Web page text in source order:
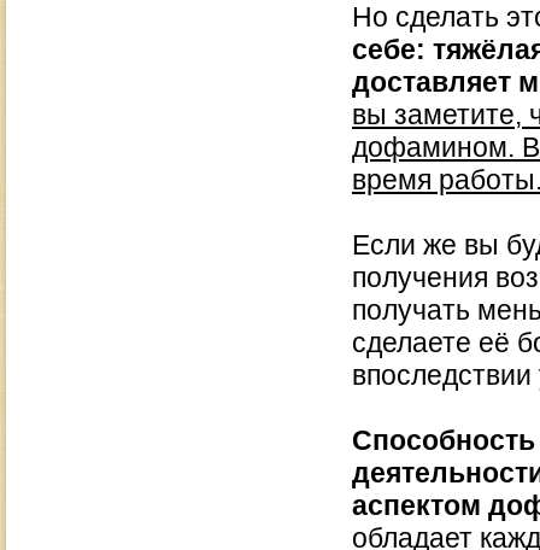
Но сделать
себе:
доставляет
вы заметите,
дофамином.
время
Если же вы
получения
получать
сделаете её
аспектом
обладает